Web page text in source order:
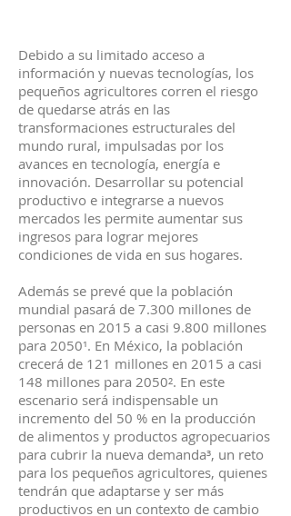
Debido a su limitado acceso a
información y nuevas tecnologías, los
pequeños agricultores corren el riesgo
de quedarse atrás en las
transformaciones estructurales del
mundo rural, impulsadas por los
avances en tecnología, energía e
innovación. Desarrollar su potencial
productivo e integrarse a nuevos
mercados les permite aumentar sus
ingresos para lograr mejores
condiciones de vida en sus hogares.
Además se prevé que la población
mundial pasará de 7.300 millones de
personas en 2015 a casi 9.800 millones
para 2050¹. En México, la población
crecerá de 121 millones en 2015 a casi
148 millones para 2050². En este
escenario será indispensable un
incremento del 50 % en la producción
de alimentos y productos agropecuarios
para cubrir la nueva demanda³, un reto
para los pequeños agricultores, quienes
tendrán que adaptarse y ser más
productivos en un contexto de cambio